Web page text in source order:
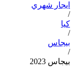
ايجار شهري
/
كيا
/
بيجاس
/
بيجاس 2023